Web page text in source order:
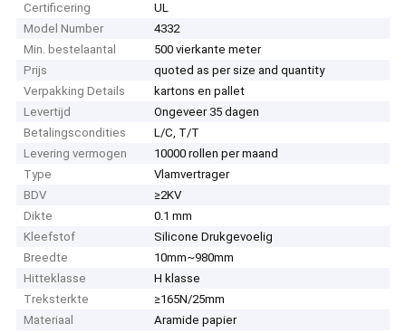
Certificering
UL
Model Number
4332
Min. bestelaantal
500 vierkante meter
Prijs
quoted as per size and quantity
Verpakking Details
kartons en pallet
Levertijd
Ongeveer 35 dagen
Betalingscondities
L/C, T/T
Levering vermogen
10000 rollen per maand
Type
Vlamvertrager
BDV
≥2KV
Dikte
0.1 mm
Kleefstof
Silicone Drukgevoelig
Breedte
10mm~980mm
Hitteklasse
H klasse
Treksterkte
≥165N/25mm
Materiaal
Aramide papier